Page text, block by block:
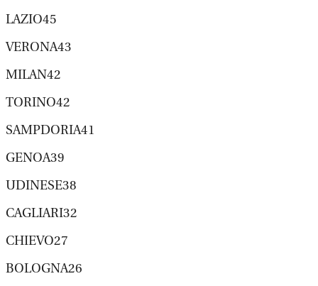
LAZIO45
VERONA43
MILAN42
TORINO42
SAMPDORIA41
GENOA39
UDINESE38
CAGLIARI32
CHIEVO27
BOLOGNA26